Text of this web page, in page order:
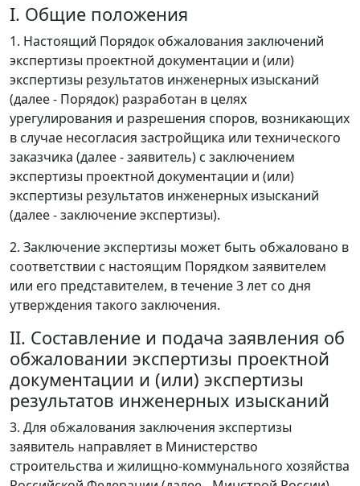
I. Общие положения
1. Настоящий Порядок обжалования заключений
экспертизы проектной документации и (или)
экспертизы результатов инженерных изысканий
(далее - Порядок) разработан в целях
урегулирования и разрешения споров, возникающих
в случае несогласия застройщика или технического
заказчика (далее - заявитель) с заключением
экспертизы проектной документации и (или)
экспертизы результатов инженерных изысканий
(далее - заключение экспертизы).
2. Заключение экспертизы может быть обжаловано в
соответствии с настоящим Порядком заявителем
или его представителем, в течение 3 лет со дня
утверждения такого заключения.
II. Составление и подача заявления об
обжаловании экспертизы проектной
документации и (или) экспертизы
результатов инженерных изысканий
3. Для обжалования заключения экспертизы
заявитель направляет в Министерство
строительства и жилищно-коммунального хозяйства